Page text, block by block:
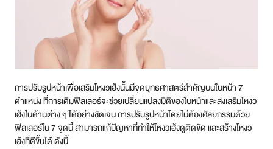
การปรับรูปหน้าเพื่อเสริมโหงวเฮ้งนั้นมีจุดยุทธศาสตร์สำคัญบนใบหน้า 7
ตำแหน่ง ที่การเติมฟิลเลอร์จะช่วยเปลี่ยนแปลงมิติของใบหน้าและส่งเสริมโหงว
เฮ้งในด้านต่าง ๆ ได้อย่างชัดเจน การปรับรูปหน้าโดยไม่ต้องศัลยกรรมด้วย
ฟิลเลอร์ใน 7 จุดนี้ สามารถแก้ปัญหาที่ทำให้โหงวเฮ้งดูติดขัด และสร้างโหงว
เฮ้งที่ดีขึ้นได้ ดังนี้